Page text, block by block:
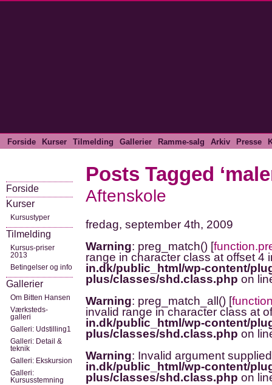
Forside Kurser Tilmelding Gallerier Ramme-salg Arkiv Presse
Posts Tagged
Aftenskole
fredag, september 4th, 2009
Warning: preg_match() [
range in character class at offset 4
in.dk/public_html/wp-content/
plus/classes/shd.class.php on
Warning: preg_match_all() [
invalid range in character class at
in.dk/public_html/wp-content/
plus/classes/shd.class.php on
Warning: Invalid argument
in.dk/public_html/wp-content/
plus/classes/shd.class.php on
Forside
Kurser
Kursustyper
Tilmelding
Kursus-priser
2013
Betingelser og info
Gallerier
Om Bitten Hansen
Værksteds-
galleri
Galleri: Udstilling1
Galleri: Detail &
teknik
Galleri: Ekskursion
Galleri:
Kursusstemning